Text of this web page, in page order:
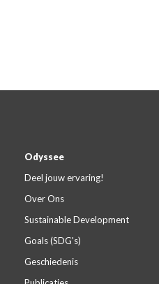
Odyssee
Deel jouw ervaring!
Over Ons
Sustainable Development
Goals (SDG's)
Geschiedenis